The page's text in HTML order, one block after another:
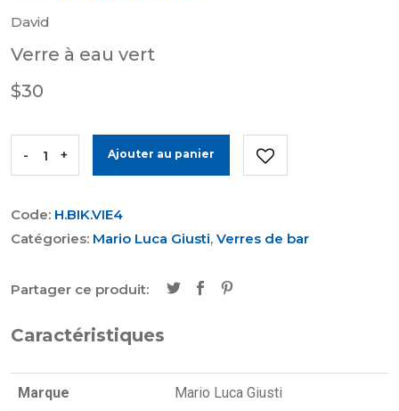
David
Verre à eau vert
$30
- + Ajouter au panier
Code: H.BIK.VIE4
Catégories: Mario Luca Giusti, Verres de bar
Partager ce produit:
Caractéristiques
Marque Mario Luca Giusti